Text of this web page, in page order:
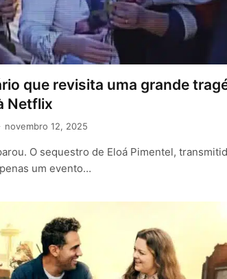
que revisita uma grande
Netflix
novembro 12, 2025
O sequestro de Eloá Pimentel,
um evento…